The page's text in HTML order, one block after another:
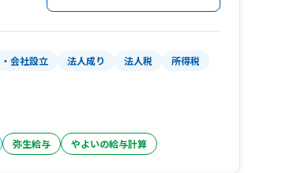
会社設立 法人成り 法人税
所得税
弥生給与 やよいの給与計算